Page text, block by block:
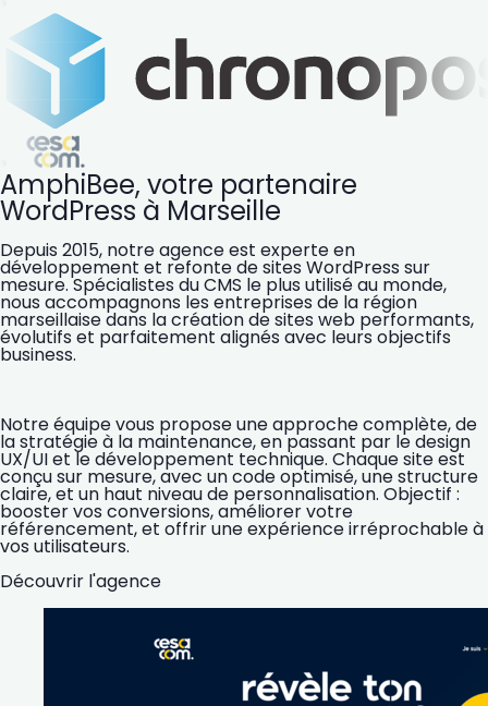
AmphiBee, votre partenaire
WordPress à Marseille
Depuis 2015, notre agence est experte en
développement et refonte de sites WordPress sur
mesure. Spécialistes du CMS le plus utilisé au monde,
nous accompagnons les entreprises de la région
marseillaise dans la création de sites web performants,
évolutifs et parfaitement alignés avec leurs objectifs
business.
Notre équipe vous propose une approche complète, de
la stratégie à la maintenance, en passant par le design
UX/UI et le développement technique. Chaque site est
conçu sur mesure, avec un code optimisé, une structure
claire, et un haut niveau de personnalisation. Objectif :
booster vos conversions, améliorer votre
référencement, et offrir une expérience irréprochable à
vos utilisateurs.
Découvrir l'agence